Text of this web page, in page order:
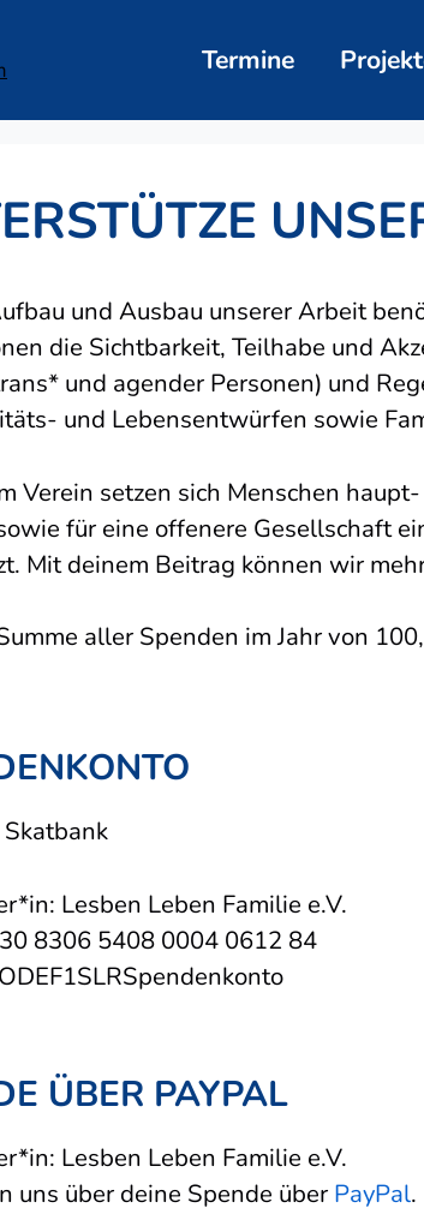
Termine
und Ausbau unserer Arbeit
die Sichtbarkeit, Teilhabe und
und agender Personen) und
und Lebensentwürfen sowie
Verein setzen sich Menschen
für eine offenere Gesellschaft
Mit deinem Beitrag können wir
aller Spenden im Jahr von
Lesben Leben Familie e.V.
8306 5408 0004 0612 84
ÜBER PAYPAL
Lesben Leben Familie e.V.
uns über deine Spende über PayPal.